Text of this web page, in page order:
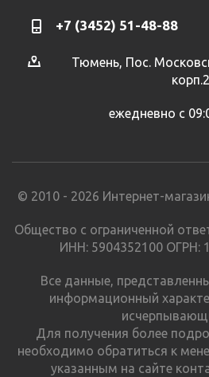
+7 (3452) 51-48-88
Тюмень, Пос.
корп.2
ежедневно с
© 2010 - 2026 Интернет-
Общество с ограниченной
ИНН: 5904352100 ОГРН:
Все данные,
информационный
Для получения более
необходимо обратиться к
указанным на сайте